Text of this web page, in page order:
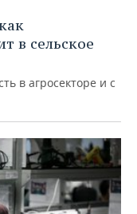
в сельское
в агросекторе и с